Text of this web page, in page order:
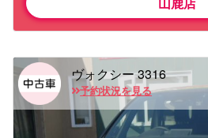
ヴォクシー 3316
予約状況を見る